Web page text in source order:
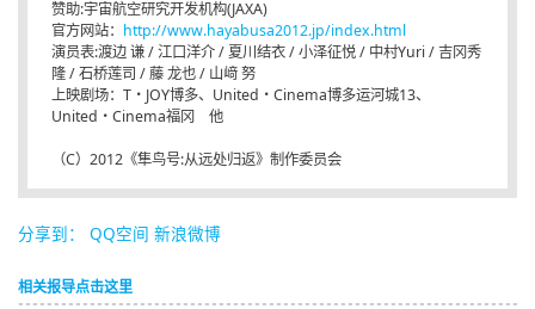
赞助:宇宙航空研究开发机构(JAXA)
官方网站： http://www.hayabusa2012.jp/index.html
演员表:渡边 谦 / 江口洋介 / 夏川结衣 / 小泽征悦 / 中村Yuri / 吉冈秀
隆 / 石桥莲司 / 藤 龙也 / 山﨑 努
上映剧场：T・JOY博多、United・Cinema博多运河城13、
United・Cinema福冈 他
（C）2012《隼鸟号:从远处归返》制作委员会
分享到： QQ空间 新浪微博
相关报导点击这里